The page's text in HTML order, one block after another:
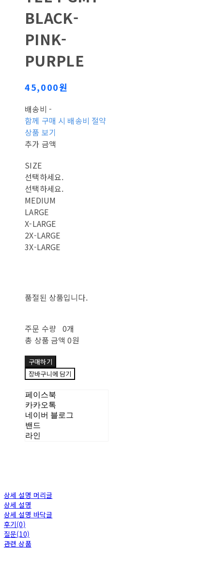
BLACK-
PINK-
PURPLE
45,000원
배송비 -
함께 구매 시 배송비 절약
상품 보기
추가 금액
SIZE
선택하세요.
선택하세요.
MEDIUM
LARGE
X-LARGE
2X-LARGE
3X-LARGE
품절된 상품입니다.
주문 수량 0개
총 상품 금액 0원
구매하기
장바구니에 담기
페이스북
카카오톡
네이버 블로그
밴드
라인
상세 설명 머리글
상세 설명
상세 설명 바닥글
후기(0)
질문(10)
관련 상품